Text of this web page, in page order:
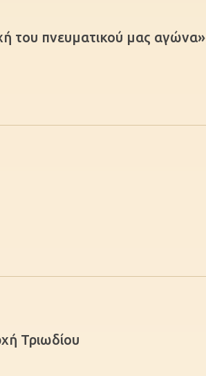
του πνευματικού μας αγώνα»
Τριωδίου